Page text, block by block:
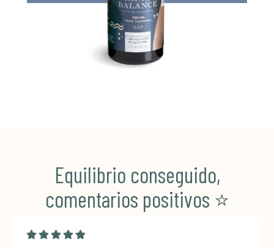
Equilibrio conseguido,
comentarios positivos ⭐️